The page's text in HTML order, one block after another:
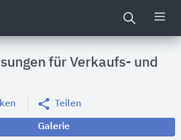
für Verkaufs- und
Teilen
Galerie